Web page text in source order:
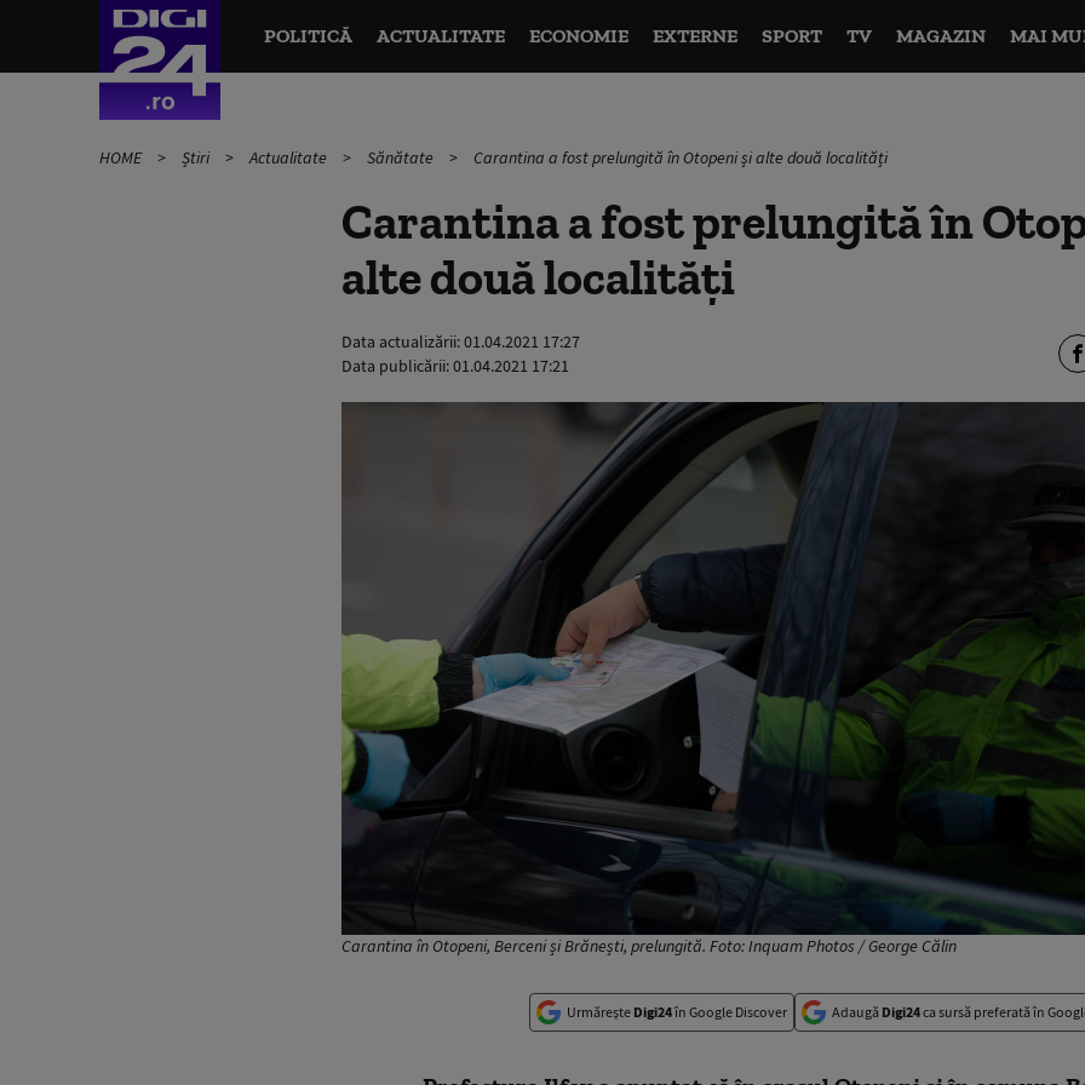
POLITICĂ ACTUALITATE ECONOMIE EXTERNE SPORT TV MAGAZIN MAI
HOME Știri Actualitate Sănătate Carantina a fost prelungită în Otopeni și alte două localități
Carantina a fost prelungită în
alte două localități
Data actualizării:01.04.2021 17:27
Data publicării:01.04.2021 17:21
Carantina în Otopeni, Berceni și Brănești, prelungită. Foto: Inquam Photos / George Călin
Urmărește Digi24în Google Discover Adaugă Digi24ca sursă preferată în